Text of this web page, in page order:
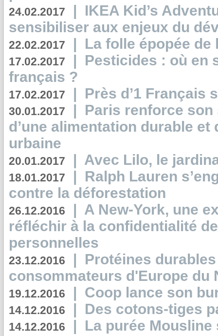
24.02.2017 | IKEA Kid’s
sensibiliser aux enjeux du
22.02.2017 | La folle épopée de
17.02.2017 | Pesticides : où en
français ?
17.02.2017 | Près d’1 Français
30.01.2017 | Paris renforce
d’une alimentation durable et
urbaine
20.01.2017 | Avec Lilo, le
18.01.2017 | Ralph Lauren
contre la déforestation
26.12.2016 | A New-York, une
réfléchir à la confidentialité
personnelles
23.12.2016 | Protéines
consommateurs d'Europe du
19.12.2016 | Coop lance son
14.12.2016 | Des cotons-tiges
14.12.2016 | La purée